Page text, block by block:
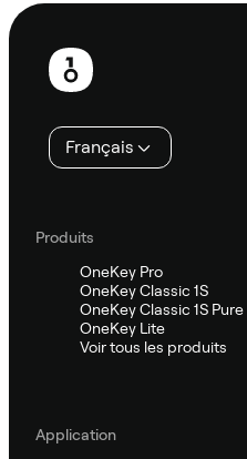
Pied
page
Français
Produits
OneKey Pro
OneKey Classic 1S
OneKey Classic 1S Pure
OneKey Lite
Voir tous les produits
Application